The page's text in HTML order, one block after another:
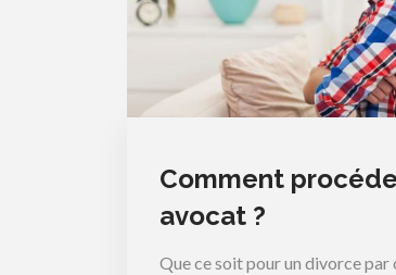
Comment
avocat ?
Que ce soit pour un divorce